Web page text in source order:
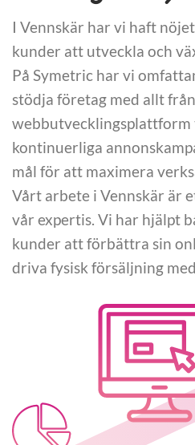
I Vennskär har vi haft
kunder att utveckla och
På Symetric har vi
stödja företag med allt
kontinuerliga
mål för att maximera
Vårt arbete i Vennskär är
vår expertis. Vi har hjälpt
kunder att förbättra sin
driva fysisk försäljning